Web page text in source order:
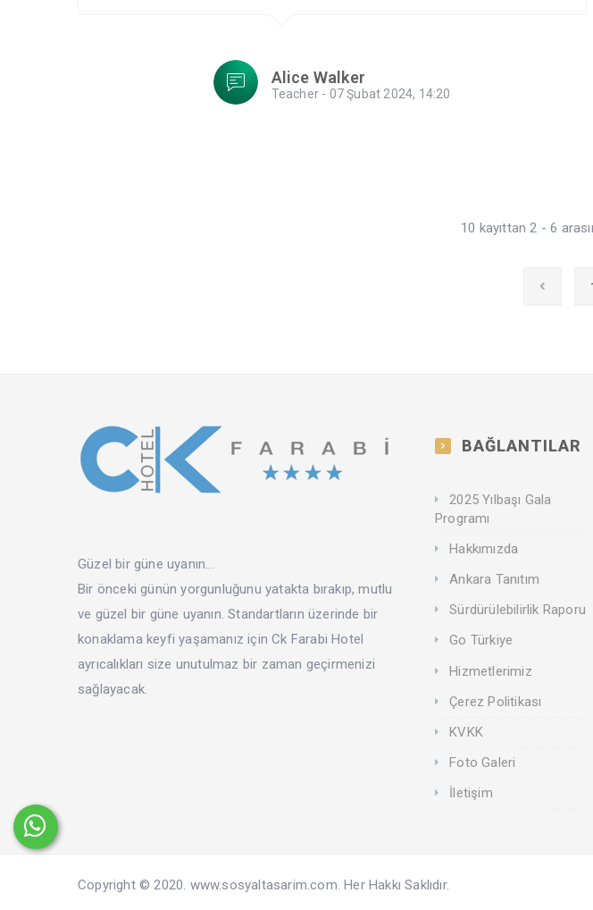
Alice Walker
Teacher - 07 Şubat 2024, 14:20
10 kayıttan 2 - 6
Güzel bir güne uyanın...
Bir önceki günün yorgunluğunu yatakta bırakıp, mutlu
ve güzel bir güne uyanın. Standartların üzerinde bir
konaklama keyfi yaşamanız için Ck Farabi Hotel
ayrıcalıkları size unutulmaz bir zaman geçirmenizi
sağlayacak.
BAĞLANTILAR
2025 Yılbaşı Gala
Programı
Hakkımızda
Ankara Tanıtım
Sürdürülebilirlik Raporu
Go Türkiye
Hizmetlerimiz
Çerez Politikası
KVKK
Foto Galeri
İletişim
Copyright © 2020. www.sosyaltasarim.com. Her Hakkı Saklıdır.